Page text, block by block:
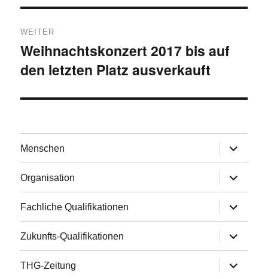
WEITER
Nächster
Beitrag:
Weihnachtskonzert 2017 bis auf
den letzten Platz ausverkauft
Menschen
anzeigen
Organisation
anzeigen
Fachliche Qualifikationen
anzeigen
Zukunfts-Qualifikationen
anzeigen
THG-Zeitung
anzeigen